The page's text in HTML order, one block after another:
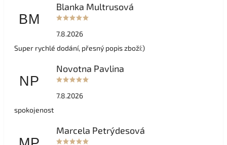
BM
Blanka Multrusová
7.8.2026
Super rychlé dodání, přesný popis zboží:)
NP
Novotna Pavlina
7.8.2026
spokojenost
Marcela Petrýdesová